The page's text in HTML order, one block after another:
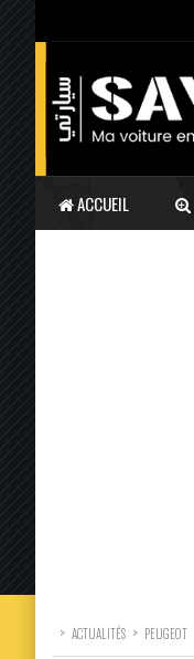
ACCUEIL
> ACTUALITÉS > PEUGEOT